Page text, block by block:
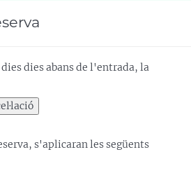
dies dies abans de l'entrada, la
s'aplicaran les següents